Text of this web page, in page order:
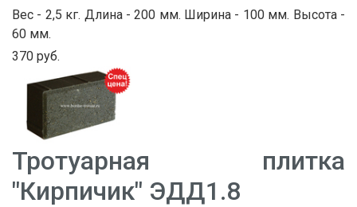
Вес - 2,5 кг. Длина - 200 мм. Ширина - 100 мм. Высота -
60 мм.
370 руб.
Тротуарная плитка
"Кирпичик" ЭДД1.8